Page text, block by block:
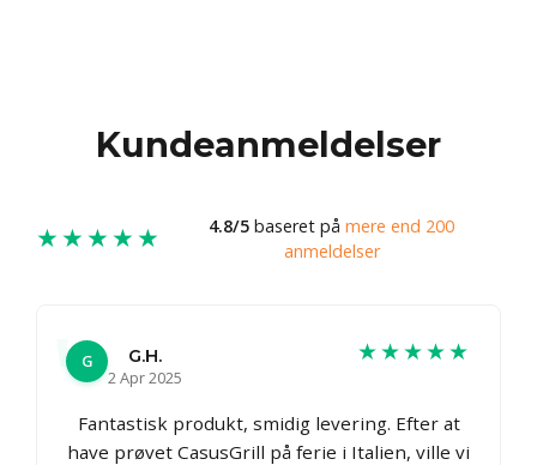
Kundeanmeldelser
★★★★★ 4.8/5 baseret på mere end 200
anmeldelser
G
G.H.
2 Apr 2025
★★★★★
Fantastisk produkt, smidig levering. Efter at
have prøvet CasusGrill på ferie i Italien, ville vi